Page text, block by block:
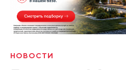
НОВОСТИ